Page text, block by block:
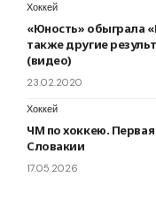
Хоккей
«Юность» обыграла
также другие
(видео)
23.02.2020
Хоккей
ЧМ по хоккею.
Словакии
17.05.2026